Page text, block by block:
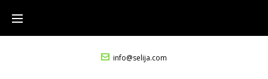
info@selija.com